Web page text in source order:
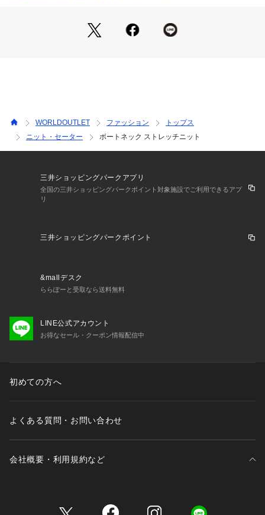
若干製品と画像のカラーが異なる場合もございます。
WORLDOUTLET ファッション
トップス
ニット・セーター
ボートネック ストレッチニット
三井ショッピングパークアプリ
全国の三井ショッピングパークポイント対象施設でご利用できるアプ
リ
三井ショッピングパークポイント
&mallデスク
ららぽーと受取なら送料無料
LINE公式アカウント
お得なセール・クーポン情報配信中
初めての方へ
よくある質問・お問い合わせ
会社概要・利用規約など